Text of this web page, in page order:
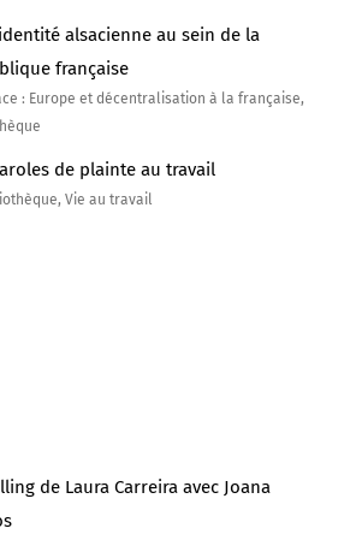
alsacienne au sein de la
française
: Europe et décentralisation à la française,
de plainte au travail
Vie au travail
de Laura Carreira avec Joana